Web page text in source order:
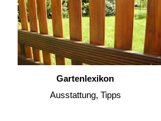
Gartenlexikon
Ausstattung, Tipps